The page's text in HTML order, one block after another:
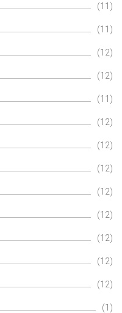
(11)
(11)
(12)
(12)
(11)
(12)
(12)
(12)
(12)
(12)
(12)
(12)
(12)
(1)